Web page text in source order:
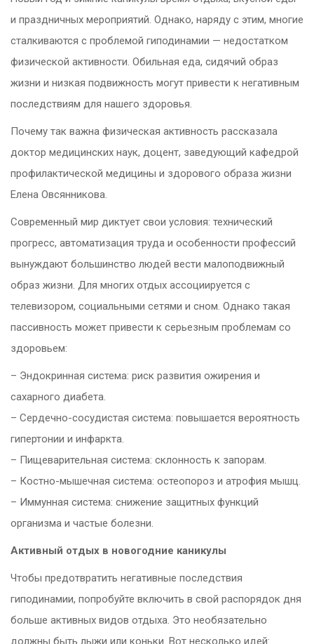
и праздничных мероприятий. Однако, наряду с этим, многие
сталкиваются с проблемой гиподинамии — недостатком
физической активности. Обильная еда, сидячий образ
жизни и низкая подвижность могут привести к негативным
последствиям для нашего здоровья.
Почему так важна физическая активность рассказала
доктор медицинских наук, доцент, заведующий кафедрой
профилактической медицины и здорового образа жизни
Елена Овсянникова.
Современный мир диктует свои условия: технический
прогресс, автоматизация труда и особенности профессий
вынуждают большинство людей вести малоподвижный
образ жизни. Для многих отдых ассоциируется с
телевизором, социальными сетями и сном. Однако такая
пассивность может привести к серьезным проблемам со
здоровьем:
– Эндокринная система: риск развития ожирения и
сахарного диабета.
– Сердечно-сосудистая система: повышается вероятность
гипертонии и инфаркта.
– Пищеварительная система: склонность к запорам.
– Костно-мышечная система: остеопороз и атрофия мышц.
– Иммунная система: снижение защитных функций
организма и частые болезни.
Активный отдых в новогодние каникулы
Чтобы предотвратить негативные последствия
гиподинамии, попробуйте включить в свой распорядок дня
больше активных видов отдыха. Это необязательно
должны быть лыжи или коньки. Вот несколько идей: